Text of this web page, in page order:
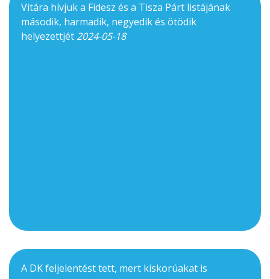
Vitára hívjuk a Fidesz és a Tisza Párt listájának
második, harmadik, negyedik és ötödik
helyezettjét 2024-05-18
A DK feljelentést tett, mert kiskorúakat is